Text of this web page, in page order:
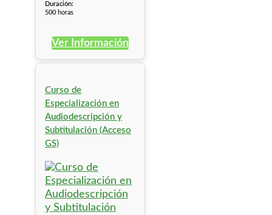
Duración:
500 horas
Ver Información
Curso de
Especialización en
Audiodescripción y
Subtitulación (Acceso
GS)